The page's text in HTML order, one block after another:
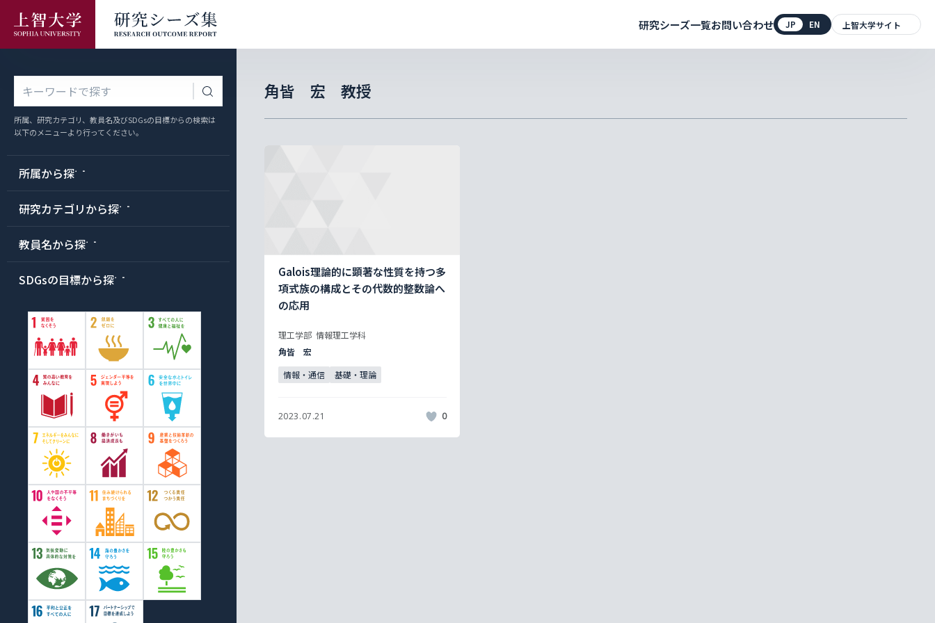
研究シーズ一覧お問い合わせ JP EN 上智大学サイト
所属、研究カテゴリ、 教員名及びSDGsの目標からの検索は
以下のメニューより行ってください。
所属から探す
研究カテゴリから探す
教員名から探す
SDGsの目標から探す
角皆 宏 教授
Galois理論的に顕著な性質を持つ多
項式族の構成とその代数的整数論へ
の応用
理工学部 情報理工学科
角皆 宏
情報・通信
基礎・理論
2023.07.21 0